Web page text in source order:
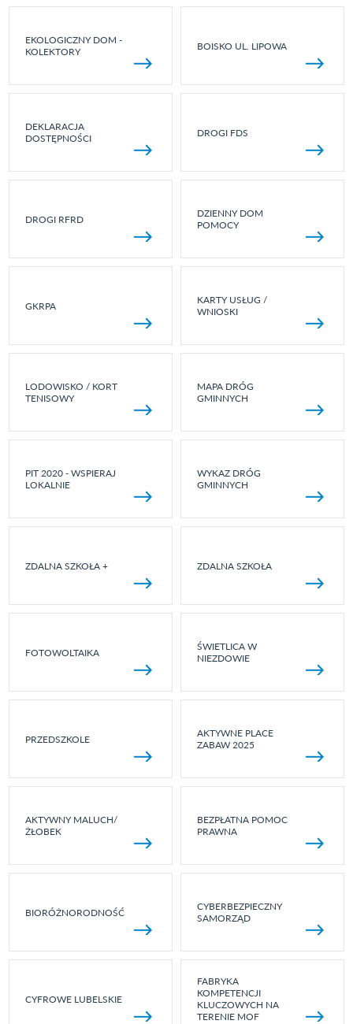
EKOLOGICZNY DOM -
KOLEKTORY
BOISKO UL. LIPOWA
DEKLARACJA
DOSTĘPNOŚCI
DROGI FDS
DROGI RFRD
DZIENNY DOM
POMOCY
GKRPA
KARTY USŁUG /
WNIOSKI
LODOWISKO / KORT
TENISOWY
MAPA DRÓG
GMINNYCH
PIT 2020 - WSPIERAJ
LOKALNIE
WYKAZ DRÓG
GMINNYCH
ZDALNA SZKOŁA + ZDALNA SZKOŁA
FOTOWOLTAIKA
ŚWIETLICA W
NIEZDOWIE
PRZEDSZKOLE
AKTYWNE PLACE
ZABAW 2025
AKTYWNY MALUCH/
ŻŁOBEK
BEZPŁATNA POMOC
PRAWNA
BIORÓŻNORODNOŚĆ
CYBERBEZPIECZNY
SAMORZĄD
CYFROWE LUBELSKIE
FABRYKA
KOMPETENCJI
KLUCZOWYCH NA
TERENIE MOF